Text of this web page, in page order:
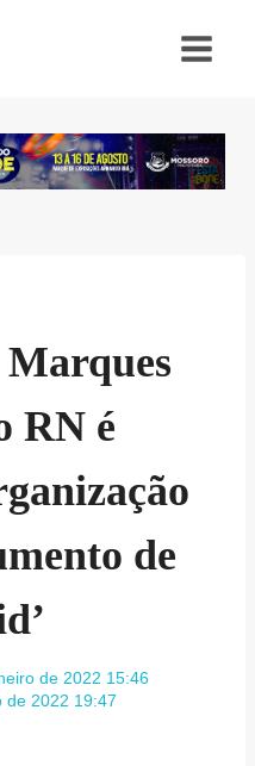
Marques
RN é
de
de 2022 15:46
de 2022 19:47